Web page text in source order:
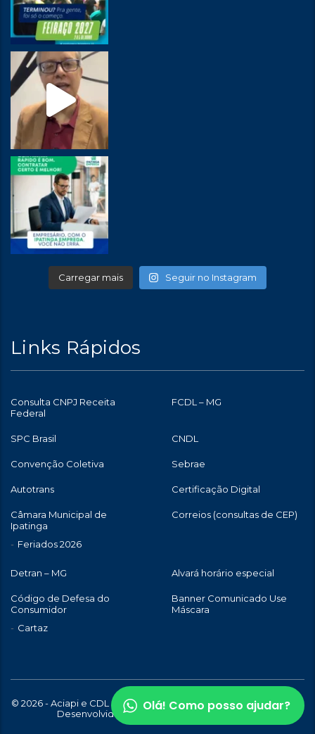
Carregar mais Seguir no Instagram
Links Rápidos
Consulta CNPJ Receita
Federal
FCDL – MG
SPC Brasil CNDL
Convenção Coletiva Sebrae
Autotrans Certificação Digital
Câmara Municipal de
Ipatinga
Feriados 2026
Correios (consultas de CEP)
Detran – MG Alvará horário especial
Código de Defesa do
Consumidor
Cartaz
Banner Comunicado Use
Máscara
© 2026 - Aciapi e CDL de Ipatinga | Todos os direitos reservados |
Desenvolvido com
WebStory.com.br
Olá! Como posso ajudar?